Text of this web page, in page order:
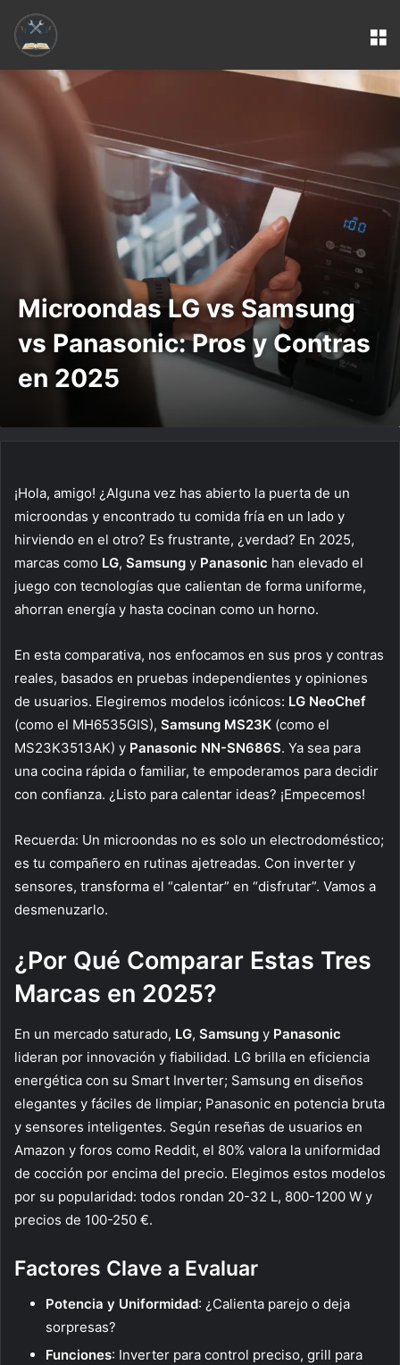
Microondas LG vs Samsung
vs Panasonic: Pros y Contras
en 2025
¡Hola, amigo! ¿Alguna vez has abierto la puerta de un
microondas y encontrado tu comida fría en un lado y
hirviendo en el otro? Es frustrante, ¿verdad? En 2025,
marcas como LG, Samsung y Panasonic han elevado el
juego con tecnologías que calientan de forma uniforme,
ahorran energía y hasta cocinan como un horno.
En esta comparativa, nos enfocamos en sus pros y contras
reales, basados en pruebas independientes y opiniones
de usuarios. Elegiremos modelos icónicos: LG NeoChef
(como el MH6535GIS), Samsung MS23K (como el
MS23K3513AK) y Panasonic NN-SN686S. Ya sea para
una cocina rápida o familiar, te empoderamos para decidir
con confianza. ¿Listo para calentar ideas? ¡Empecemos!
Recuerda: Un microondas no es solo un electrodoméstico;
es tu compañero en rutinas ajetreadas. Con inverter y
sensores, transforma el “calentar” en “disfrutar”. Vamos a
desmenuzarlo.
¿Por Qué Comparar Estas Tres
Marcas en 2025?
En un mercado saturado, LG, Samsung y Panasonic
lideran por innovación y fiabilidad. LG brilla en eficiencia
energética con su Smart Inverter; Samsung en diseños
elegantes y fáciles de limpiar; Panasonic en potencia bruta
y sensores inteligentes. Según reseñas de usuarios en
Amazon y foros como Reddit, el 80% valora la uniformidad
de cocción por encima del precio. Elegimos estos modelos
por su popularidad: todos rondan 20-32 L, 800-1200 W y
precios de 100-250 €.
Factores Clave a Evaluar
Potencia y Uniformidad: ¿Calienta parejo o deja
sorpresas?
Funciones: Inverter para control preciso, grill para